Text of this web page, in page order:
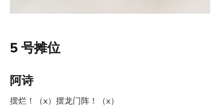
5 号摊位
阿诗
摆烂！（x）摆龙门阵！（x）